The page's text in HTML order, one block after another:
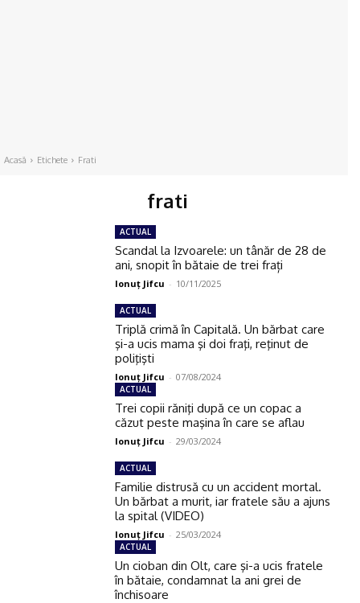
Acasă Etichete Frati
frati
ACTUAL
Scandal la Izvoarele: un tânăr de 28 de
ani, snopit în bătaie de trei frați
Ionuţ Jifcu - 10/11/2025
ACTUAL
Triplă crimă în Capitală. Un bărbat care
şi-a ucis mama şi doi fraţi, reţinut de
poliţişti
Ionuţ Jifcu - 07/08/2024
ACTUAL
Trei copii răniţi după ce un copac a
căzut peste maşina în care se aflau
Ionuţ Jifcu - 29/03/2024
ACTUAL
Familie distrusă cu un accident mortal.
Un bărbat a murit, iar fratele său a ajuns
la spital (VIDEO)
Ionuţ Jifcu - 25/03/2024
ACTUAL
Un cioban din Olt, care şi-a ucis fratele
în bătaie, condamnat la ani grei de
închisoare